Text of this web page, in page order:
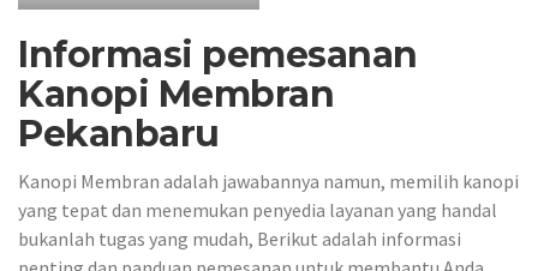
Informasi pemesanan
Kanopi Membran
Pekanbaru
Kanopi Membran adalah jawabannya namun, memilih kanopi
yang tepat dan menemukan penyedia layanan yang handal
bukanlah tugas yang mudah, Berikut adalah informasi